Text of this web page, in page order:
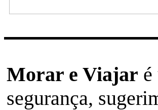
Morar e Viajar
segurança,